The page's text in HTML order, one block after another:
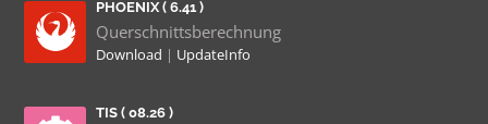
PHOENIX ( 6.41 )
Querschnittsberechnung
Download | UpdateInfo
TIS ( 08.26 )